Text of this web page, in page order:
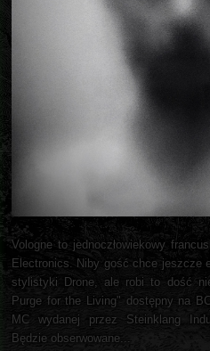
Vologne to jednoczłowiekowy
Electronics. Niby gość chce jeszcze
stylistyki Drone, ale robi to dość
Purge for the Living" dostępny na
MC wydanej przez Steinklang
Będzie obserwowane...